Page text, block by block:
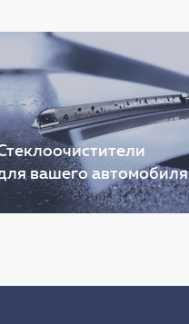
вашего автомобиля